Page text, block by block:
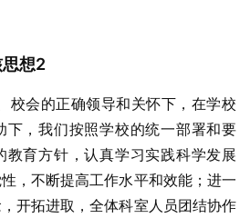
想2
校会的正确领导和关怀下，在学校
下，我们按照学校的统一部署和要
教育方针，认真学习实践科学发展
，不断提高工作水平和效能；进一
开拓进取，全体科室人员团结协作